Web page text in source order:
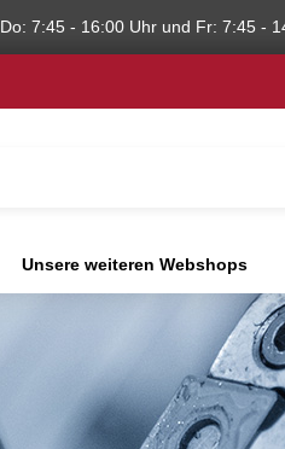
7:45 - 16:00 Uhr und Fr: 7:45 -
Unsere weiteren Webshops